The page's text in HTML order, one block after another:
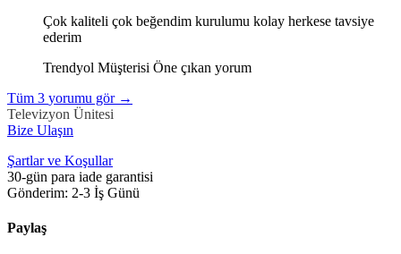
Çok kaliteli çok beğendim kurulumu kolay herkese tavsiye
ederim
Trendyol Müşterisi Öne çıkan yorum
Tüm 3 yorumu gör →
Televizyon Ünitesi
Bize Ulaşın
Şartlar ve Koşullar
30-gün para iade garantisi
Gönderim: 2-3 İş Günü
Paylaş